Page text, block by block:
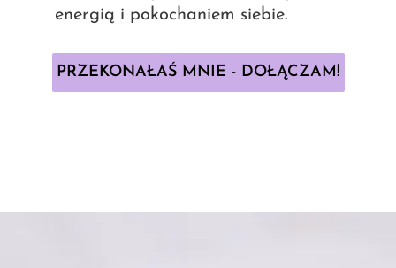
energią i pokochaniem siebie.
PRZEKONAŁAŚ MNIE - DOŁĄCZAM!